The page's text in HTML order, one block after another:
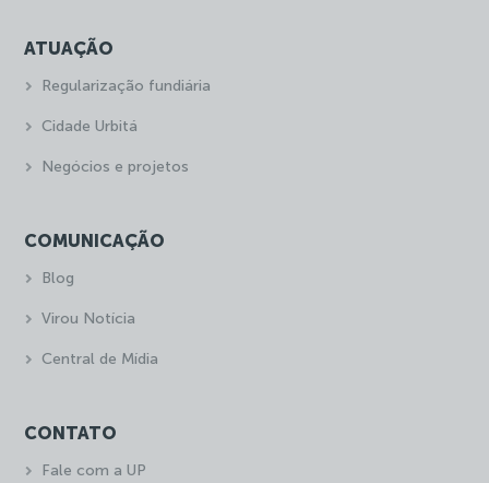
ATUAÇÃO
Regularização fundiária
Cidade Urbitá
Negócios e projetos
COMUNICAÇÃO
Blog
Virou Notícia
Central de Mídia
CONTATO
Fale com a UP